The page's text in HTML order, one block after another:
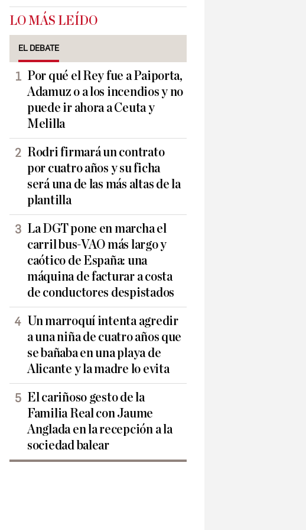
LO MÁS LEÍDO
EL DEBATE
Por qué el Rey fue a Paiporta,
Adamuz o a los incendios y no
puede ir ahora a Ceuta y
Melilla
Rodri firmará un contrato
por cuatro años y su ficha
será una de las más altas de la
plantilla
La DGT pone en marcha el
carril bus-VAO más largo y
caótico de España: una
máquina de facturar a costa
de conductores despistados
Un marroquí intenta agredir
a una niña de cuatro años que
se bañaba en una playa de
Alicante y la madre lo evita
El cariñoso gesto de la
Familia Real con Jaume
Anglada en la recepción a la
sociedad balear